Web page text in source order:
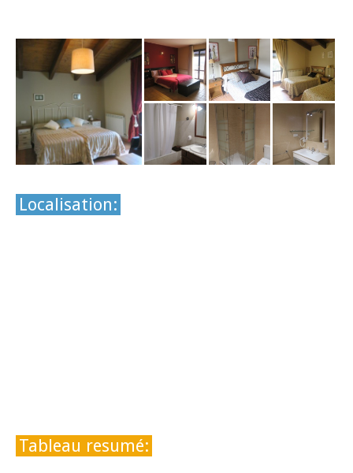
Localisation:
Tableau resumé: